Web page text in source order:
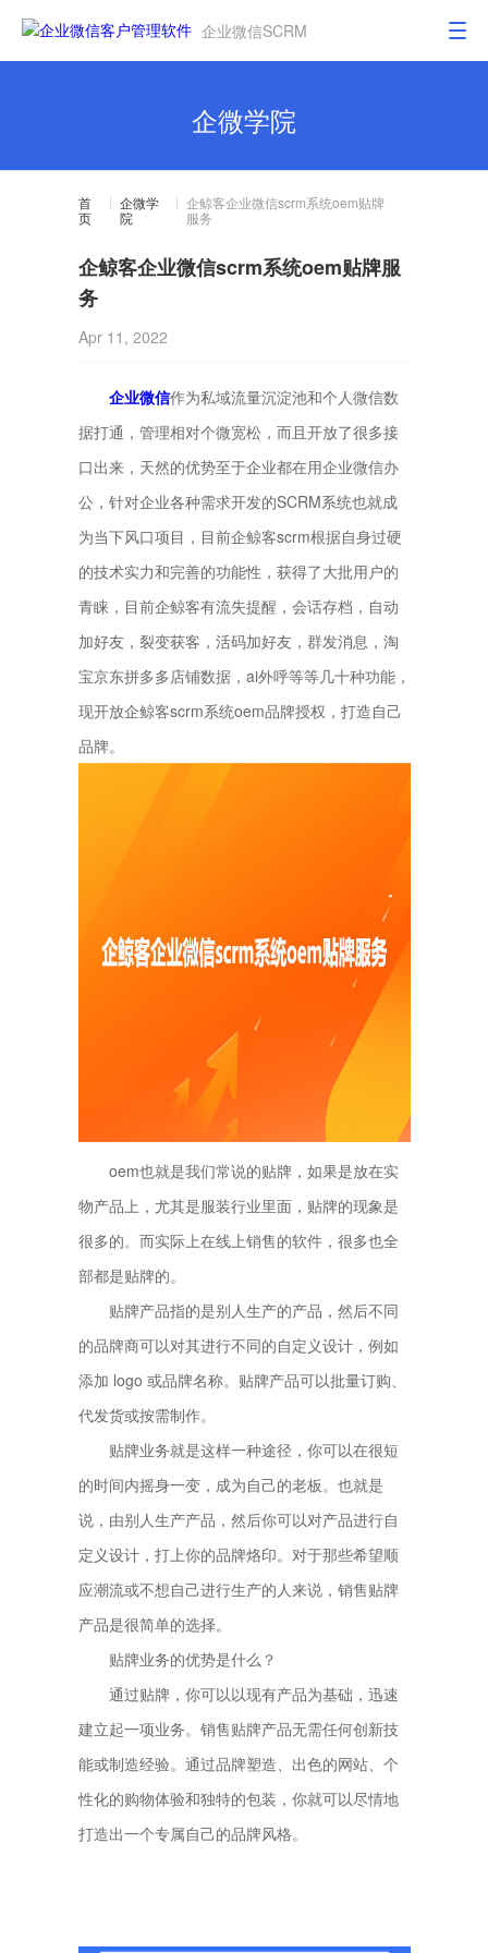
企业微信SCRM
企微学院
首
页
企微学
院
企鲸客企业微信scrm系统oem贴牌
服务
企鲸客企业微信scrm系统oem贴牌服
务
Apr 11, 2022
企业微信作为私域流量沉淀池和个人微信数
据打通，管理相对个微宽松，而且开放了很多接
口出来，天然的优势至于企业都在用企业微信办
公，针对企业各种需求开发的SCRM系统也就成
为当下风口项目，目前企鲸客scrm根据自身过硬
的技术实力和完善的功能性，获得了大批用户的
青睐，目前企鲸客有流失提醒，会话存档，自动
加好友，裂变获客，活码加好友，群发消息，淘
宝京东拼多多店铺数据，ai外呼等等几十种功能，
现开放企鲸客scrm系统oem品牌授权，打造自己
品牌。
oem也就是我们常说的贴牌，如果是放在实
物产品上，尤其是服装行业里面，贴牌的现象是
很多的。而实际上在线上销售的软件，很多也全
部都是贴牌的。
贴牌产品指的是别人生产的产品，然后不同
的品牌商可以对其进行不同的自定义设计，例如
添加 logo 或品牌名称。贴牌产品可以批量订购、
代发货或按需制作。
贴牌业务就是这样一种途径，你可以在很短
的时间内摇身一变，成为自己的老板。也就是
说，由别人生产产品，然后你可以对产品进行自
定义设计，打上你的品牌烙印。对于那些希望顺
应潮流或不想自己进行生产的人来说，销售贴牌
产品是很简单的选择。
贴牌业务的优势是什么？
通过贴牌，你可以以现有产品为基础，迅速
建立起一项业务。销售贴牌产品无需任何创新技
能或制造经验。通过品牌塑造、出色的网站、个
性化的购物体验和独特的包装，你就可以尽情地
打造出一个专属自己的品牌风格。